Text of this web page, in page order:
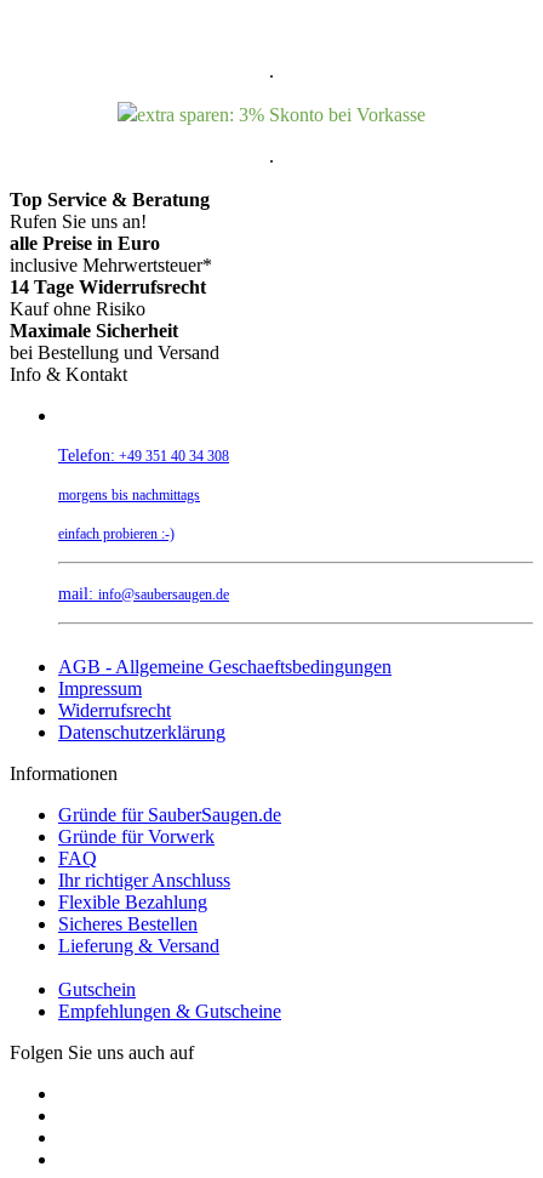
.
extra sparen: 3% Skonto bei Vorkasse
.
Top Service & Beratung
Rufen Sie uns an!
alle Preise in Euro
inclusive Mehrwertsteuer*
14 Tage Widerrufsrecht
Kauf ohne Risiko
Maximale Sicherheit
bei Bestellung und Versand
Info & Kontakt
Telefon: +49 351 40 34 308
morgens bis nachmittags
einfach probieren :-)
mail: info@saubersaugen.de
AGB - Allgemeine Geschaeftsbedingungen
Impressum
Widerrufsrecht
Datenschutzerklärung
Informationen
Gründe für SauberSaugen.de
Gründe für Vorwerk
FAQ
Ihr richtiger Anschluss
Flexible Bezahlung
Sicheres Bestellen
Lieferung & Versand
Gutschein
Empfehlungen & Gutscheine
Folgen Sie uns auch auf